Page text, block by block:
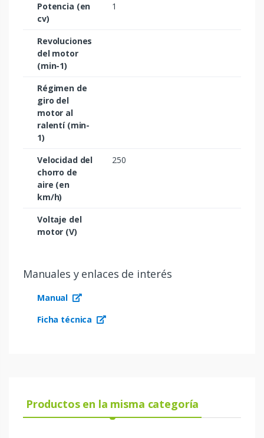
Potencia (en
cv)
1
Revoluciones
del motor
(min-1)
Régimen de
giro del
motor al
ralentí (min-
1)
Velocidad del
chorro de
aire (en
km/h)
250
Voltaje del
motor (V)
Manuales y enlaces de interés
Manual
Ficha técnica
Productos en la misma categoría